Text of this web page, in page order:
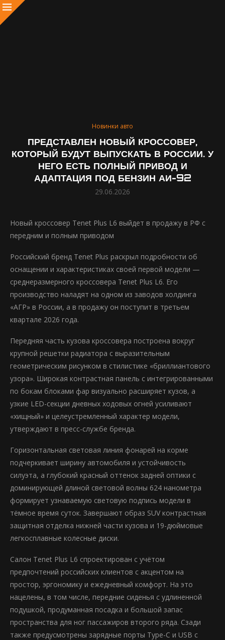
Новинки авто
ПРЕДСТАВЛЕН НОВЫЙ КРОССОВЕР,
КОТОРЫЙ БУДУТ ВЫПУСКАТЬ В РОССИИ. У
НЕГО ЕСТЬ ПОЛНЫЙ ПРИВОД И
АДАПТАЦИЯ ПОД БЕНЗИН АИ-92
29.06.2026
Новый кроссовер Tenet Plus L6 выйдет в продажу в РФ с
передним и полным приводом
Российский бренд Tenet Plus раскрыл подробности об
оснащении и характеристиках своей первой модели —
среднеразмерного кроссовера Tenet Plus L6. Его
производство наладят на одном из заводов холдинга
«АГР» в России, а в продажу он поступит в третьем
квартале 2026 года.
Передняя часть кузова кроссовера построена вокруг
крупной решетки радиатора с выразительным
геометрическим рисунком в стилистике «бриллиантового
узора». Широкая контрастная панель с интегрированными
по бокам блоками фар визуально расширяет кузов, а
узкие LED-секции дневных ходовых огней усиливают
«хищный» и целеустремленный характер модели,
утверждают в пресс-службе бренда.
Горизонтальная световая линия фонарей на корме
подчеркивает ширину автомобиля и устойчивость
силуэта, а глубокий красный оттенок задней оптики с
доминирующей длиной световой волны 624 нанометра
формирует узнаваемую световую подпись модели в
тёмное время суток. Завершают образ SUV контрастная
защитная отделка нижней части кузова и 19-дюймовые
легкосплавные колесные диски.
Салон Tenet Plus L6 спроектирован с учётом
предпочтений российских клиентов с акцентом на
простор, эргономику и ежедневный комфорт. На это
нацелены, в том числе, передние сиденья с удлиненной
подушкой, продуманная посадка и большой запас
пространства для ног пассажиров второго ряда. Сзади
также предусмотрены зарядные порты Type-C и USB с